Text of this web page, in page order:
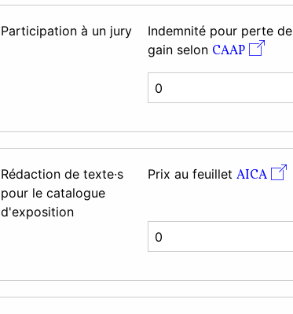
Participation à un jury
Indemnité pour perte de
gain selon CAAP
Rédaction de texte·s
pour le catalogue
d'exposition
Prix au feuillet AICA